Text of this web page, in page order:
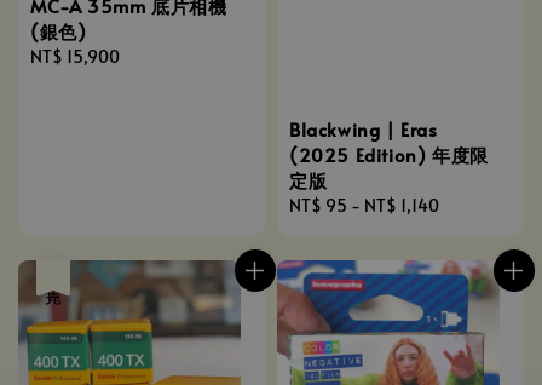
MC-A 35mm 底片相機
(銀色)
Regular
NT$ 15,900
Blackwing | Eras
(2025 Edition) 年度限
定版
Regular
NT$ 95 - NT$ 1,140